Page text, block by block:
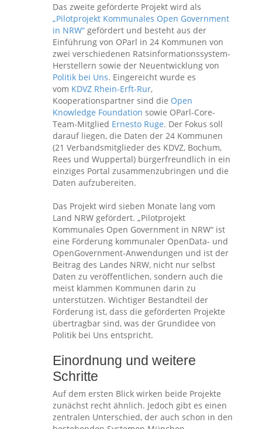
Das zweite geförderte Projekt wird als
„Pilotprojekt Kommunales Open Government
in NRW“ gefördert und besteht aus der
Einführung von OParl in 24 Kommunen von
zwei verschiedenen Ratsinformationssystem-
Herstellern sowie der Neuentwicklung von
Politik bei Uns. Eingereicht wurde es
vom KDVZ Rhein-Erft-Rur,
Kooperationspartner sind die Open
Knowledge Foundation sowie OParl-Core-
Team-Mitglied Ernesto Ruge. Der Fokus soll
darauf liegen, die Daten der 24 Kommunen
(21 Verbandsmitglieder des KDVZ, Bochum,
Rees und Wuppertal) bürgerfreundlich in ein
einziges Portal zusammenzubringen und die
Daten aufzubereiten.
Das Projekt wird sieben Monate lang vom
Land NRW gefördert. „Pilotprojekt
Kommunales Open Government in NRW“ ist
eine Förderung kommunaler OpenData- und
OpenGovernment-Anwendungen und ist der
Beitrag des Landes NRW, nicht nur selbst
Daten zu veröffentlichen, sondern auch die
meist klammen Kommunen darin zu
unterstützen. Wichtiger Bestandteil der
Förderung ist, dass die geförderten Projekte
übertragbar sind, was der Grundidee von
Politik bei Uns entspricht.
Einordnung und weitere
Schritte
Auf dem ersten Blick wirken beide Projekte
zunächst recht ähnlich. Jedoch gibt es einen
zentralen Unterschied, der auch schon in den